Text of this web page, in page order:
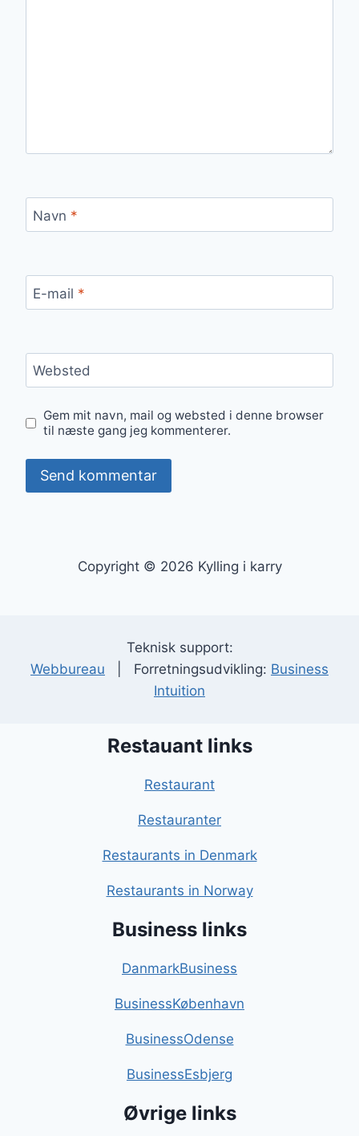
Navn *
E-mail *
Websted
Gem mit navn, mail og websted i denne browser
til næste gang jeg kommenterer.
Copyright © 2026 Kylling i karry
Teknisk support:
Webbureau | Forretningsudvikling: Business
Intuition
Restauant links
Restaurant
Restauranter
Restaurants in Denmark
Restaurants in Norway
Business links
DanmarkBusiness
BusinessKøbenhavn
BusinessOdense
BusinessEsbjerg
Øvrige links